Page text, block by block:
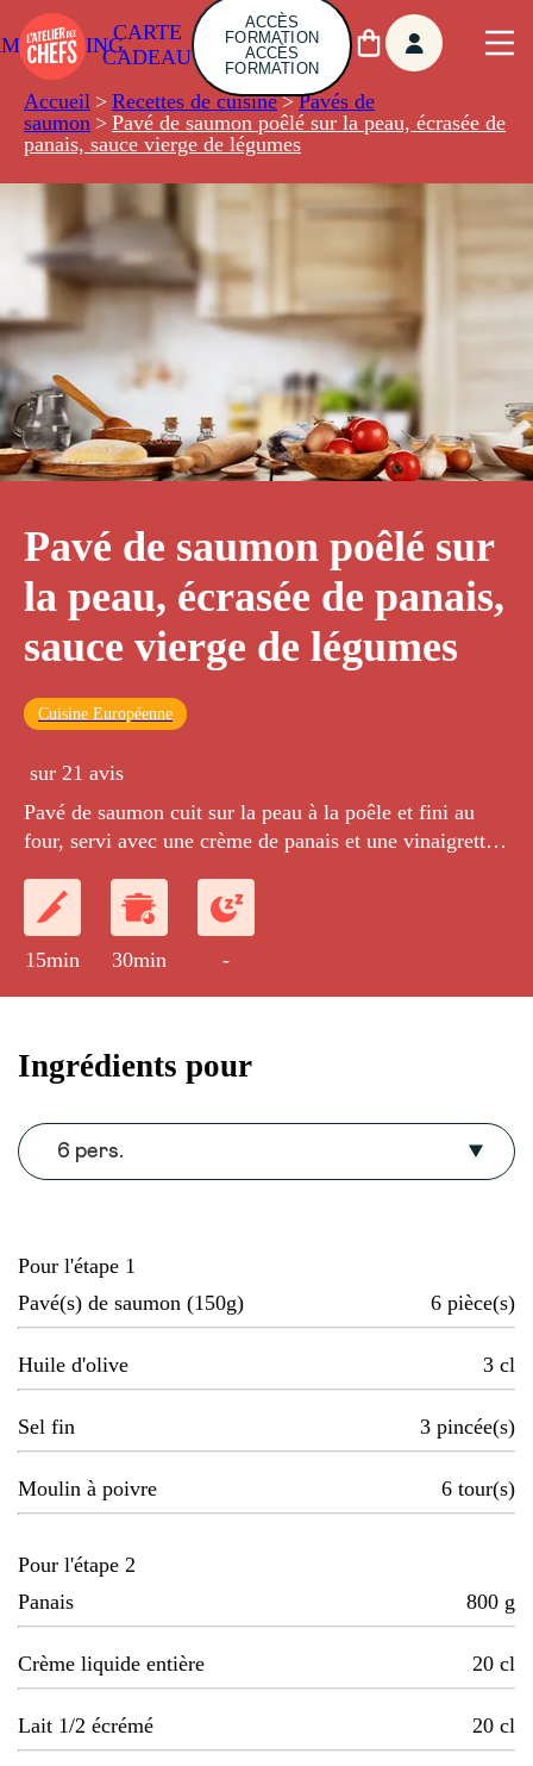
CARTE
CADEAU
ACCÈS
FORMATION
ACCÈS
FORMATION
Accueil > Recettes de cuisine > Pavés de
saumon > Pavé de saumon poêlé sur la peau, écrasée de
panais, sauce vierge de légumes
Pavé de saumon poêlé sur
la peau, écrasée de panais,
sauce vierge de légumes
Cuisine Européenne
sur 21 avis
Pavé de saumon cuit sur la peau à la poêle et fini au
four, servi avec une crème de panais et une vinaigrette
brunoise de betterave crue.
15min 30min -
Ingrédients pour
6 pers.
Pour l'étape 1
Pavé(s) de saumon (150g)
6 pièce(s)
Huile d'olive 3 cl
Sel fin 3 pincée(s)
Moulin à poivre 6 tour(s)
Pour l'étape 2
Panais
800 g
Crème liquide entière 20 cl
Lait 1/2 écrémé 20 cl